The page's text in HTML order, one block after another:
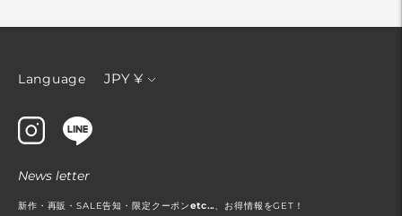
Language
通
JPY ¥
News letter
新作・再販・SALE告知・限定クーポンetc...、お得情報をGET！